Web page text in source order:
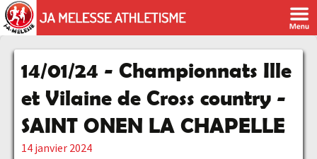
14/01/24 - Championnats Ille
et Vilaine de Cross country -
SAINT ONEN LA CHAPELLE
14 janvier 2024